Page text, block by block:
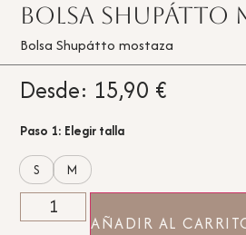
Bolsa Shupátto
Bolsa Shupátto mostaza
Desde: 15,90 €
Paso 1: Elegir talla
S M
AÑADIR AL